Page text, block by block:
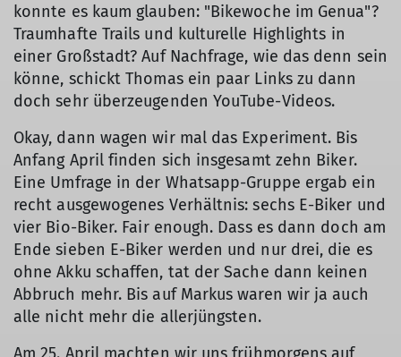
konnte es kaum glauben: "Bikewoche im Genua"?
Traumhafte Trails und kulturelle Highlights in
einer Großstadt? Auf Nachfrage, wie das denn sein
könne, schickt Thomas ein paar Links zu dann
doch sehr überzeugenden YouTube-Videos.
Okay, dann wagen wir mal das Experiment. Bis
Anfang April finden sich insgesamt zehn Biker.
Eine Umfrage in der Whatsapp-Gruppe ergab ein
recht ausgewogenes Verhältnis: sechs E-Biker und
vier Bio-Biker. Fair enough. Dass es dann doch am
Ende sieben E-Biker werden und nur drei, die es
ohne Akku schaffen, tat der Sache dann keinen
Abbruch mehr. Bis auf Markus waren wir ja auch
alle nicht mehr die allerjüngsten.
Am 25. April machten wir uns frühmorgens auf